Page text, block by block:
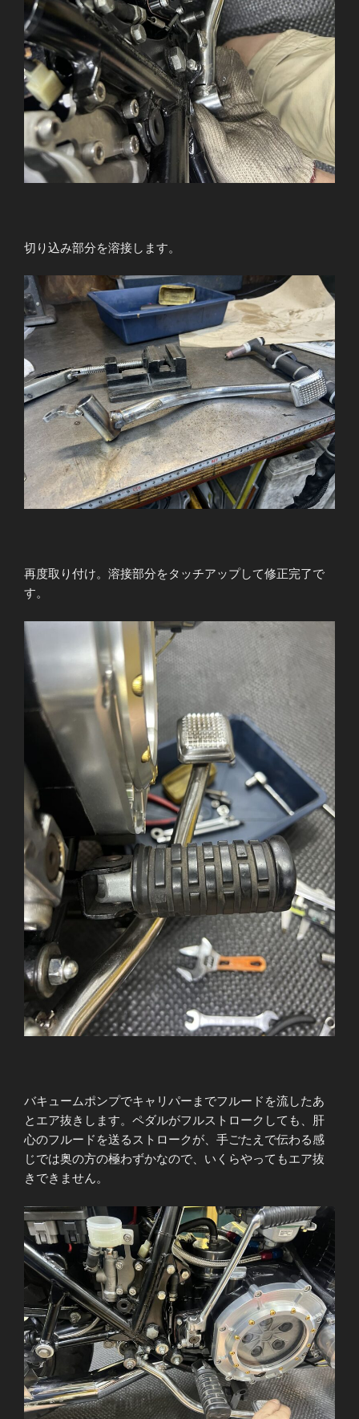
切り込み部分を溶接します。
再度取り付け。溶接部分をタッチアップして修正完了で
す。
バキュームポンプでキャリパーまでフルードを流したあ
とエア抜きします。ペダルがフルストロークしても、肝
心のフルードを送るストロークが、手ごたえで伝わる感
じでは奥の方の極わずかなので、いくらやってもエア抜
きできません。